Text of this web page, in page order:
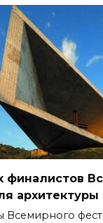
финалистов
архитектуры
Всемирного